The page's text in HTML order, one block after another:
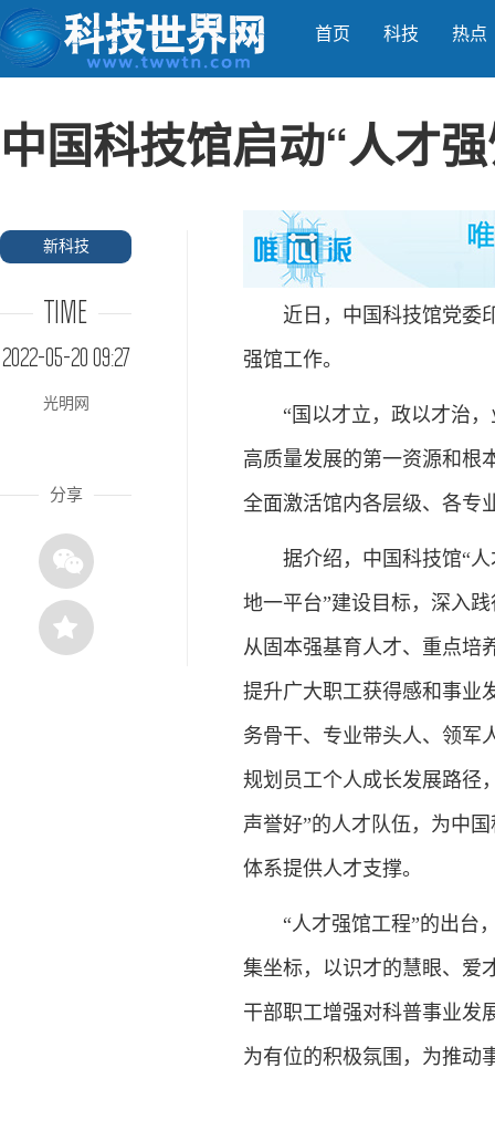
首页 科技 热点
中国科技馆启动“人才
新科技
TIME
2022-05-20 09:27
光明网
分享
近日，中国科技馆党委印
强馆工作。
“国以才立，政以才治，
高质量发展的第一资源和根
全面激活馆内各层级、各专
据介绍，中国科技馆“人
地一平台”建设目标，深入
从固本强基育人才、重点培
提升广大职工获得感和事业
务骨干、专业带头人、领军
规划员工个人成长发展路径
声誉好”的人才队伍，为中
体系提供人才支撑。
“人才强馆工程”的出台，
集坐标，以识才的慧眼、爱
干部职工增强对科普事业发
为有位的积极氛围，为推动